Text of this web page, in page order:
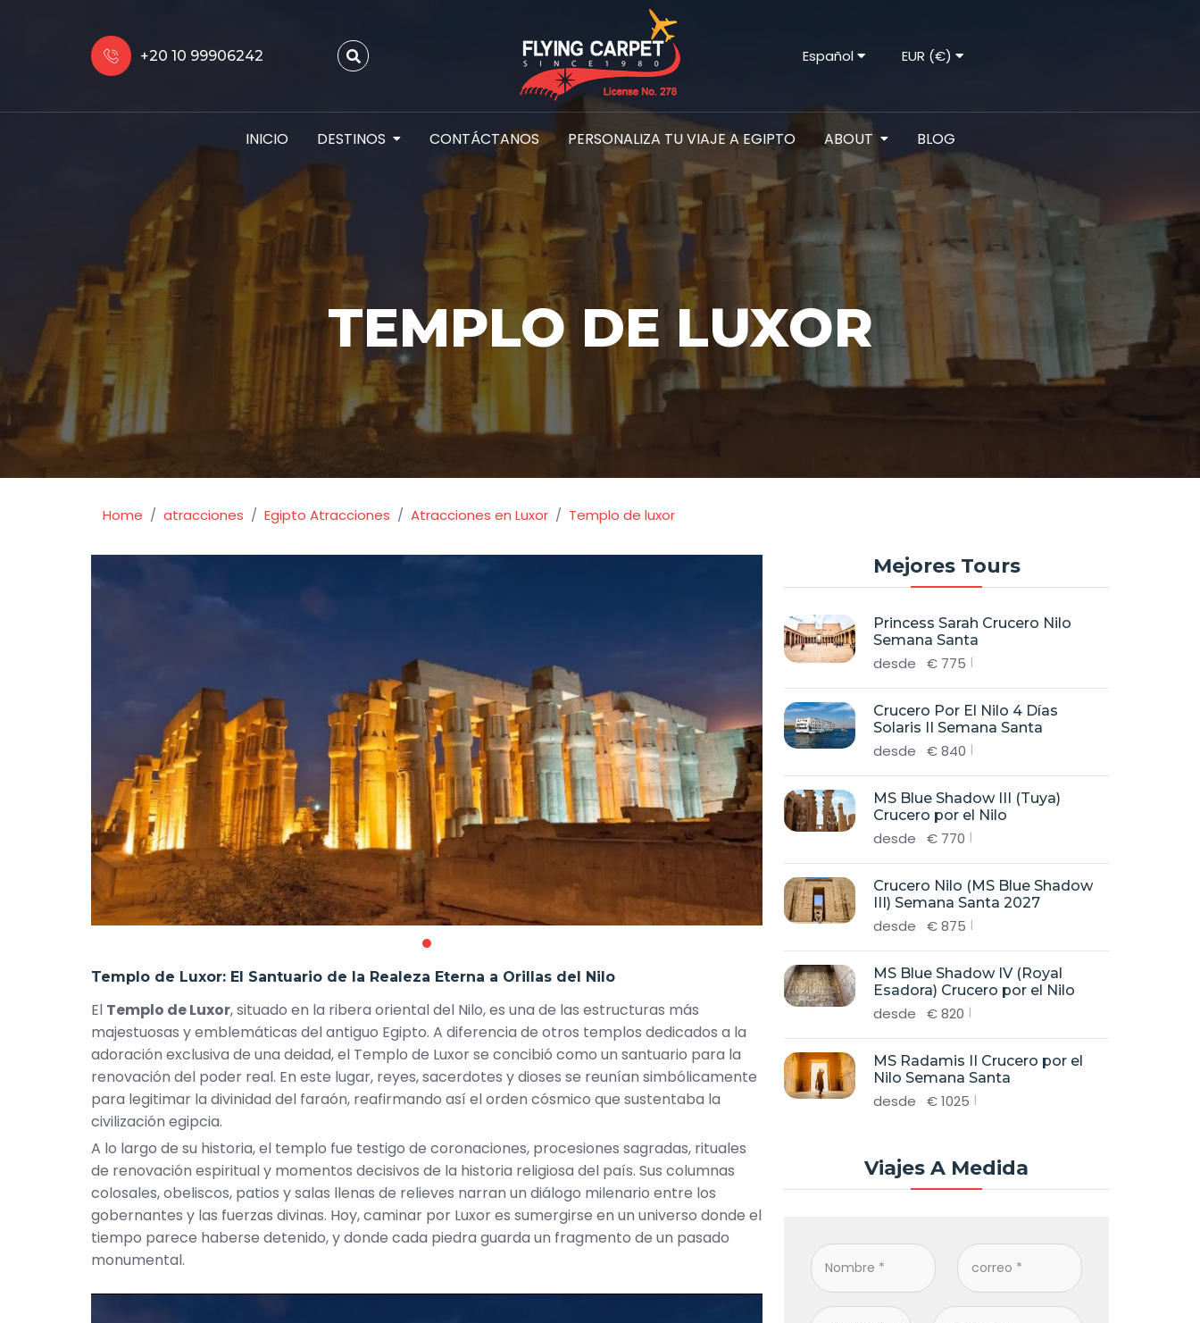
+20 10 99906242 Español EUR (€)
INICIO DESTINOS CONTÁCTANOS PERSONALIZA TU VIAJE A EGIPTO ABOUT BLOG
TEMPLO DE LUXOR
Home atracciones Egipto Atracciones Atracciones en Luxor Templo de luxor
Templo de Luxor: El Santuario de la Realeza Eterna a Orillas del Nilo
El Templo de Luxor, situado en la ribera oriental del Nilo, es una de las estructuras más
majestuosas y emblemáticas del antiguo Egipto. A diferencia de otros templos dedicados a la
adoración exclusiva de una deidad, el Templo de Luxor se concibió como un santuario para la
renovación del poder real. En este lugar, reyes, sacerdotes y dioses se reunían simbólicamente
para legitimar la divinidad del faraón, reafirmando así el orden cósmico que sustentaba la
civilización egipcia.
A lo largo de su historia, el templo fue testigo de coronaciones, procesiones sagradas, rituales
de renovación espiritual y momentos decisivos de la historia religiosa del país. Sus columnas
colosales, obeliscos, patios y salas llenas de relieves narran un diálogo milenario entre los
gobernantes y las fuerzas divinas. Hoy, caminar por Luxor es sumergirse en un universo donde el
tiempo parece haberse detenido, y donde cada piedra guarda un fragmento de un pasado
monumental.
Mejores Tours
Princess Sarah Crucero Nilo
Semana Santa
desde € 775
Crucero Por El Nilo 4 Días
Solaris II Semana Santa
desde €840
MS Blue Shadow III (Tuya)
Crucero por el Nilo
desde € 770
Crucero Nilo (MS Blue Shadow
III) Semana Santa 2027
desde €875
MS Blue Shadow IV (Royal
Esadora) Crucero por el Nilo
desde €820
MS Radamis II Crucero por el
Nilo Semana Santa
desde €1025
Viajes A Medida